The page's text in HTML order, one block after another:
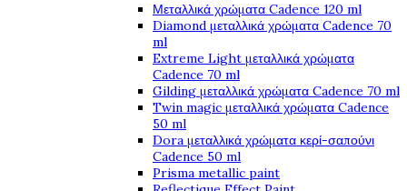
Μεταλλικά χρώματα Cadence 120 ml
Diamond μεταλλικά χρώματα Cadence 70
ml
Extreme Light μεταλλικά χρώματα
Cadence 70 ml
Gilding μεταλλικά χρώματα Cadence 70 ml
Twin magic μεταλλικά χρώματα Cadence
50 ml
Dora μεταλλικά χρώματα κερί-σαπούνι
Cadence 50 ml
Prisma metallic paint